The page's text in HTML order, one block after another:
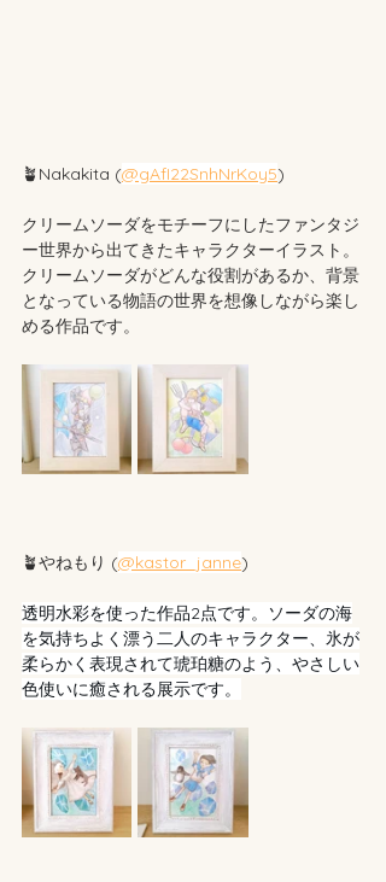
🪴Nakakita (@gAfI22SnhNrKoy5)
クリームソーダをモチーフにしたファンタジ
ー世界から出てきたキャラクターイラスト。
クリームソーダがどんな役割があるか、背景
となっている物語の世界を想像しながら楽し
める作品です。
🪴やねもり (@kastor_janne)
透明水彩を使った作品2点です。ソーダの海
を気持ちよく漂う二人のキャラクター、氷が
柔らかく表現されて琥珀糖のよう、やさしい
色使いに癒される展示です。